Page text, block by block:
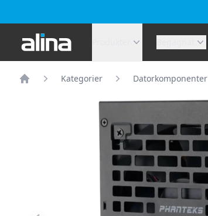
Alina.se
Kategorier Datorkomponenter